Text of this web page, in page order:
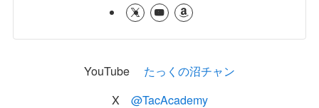
YouTube たっくの沼チャン
X @TacAcademy